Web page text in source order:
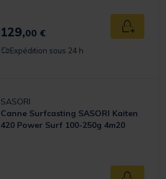
129,00 € Ajouter
Expédition sous 24 h
SASORI
Canne Surfcasting SASORI Kaiten
420 Power Surf 100-250g 4m20